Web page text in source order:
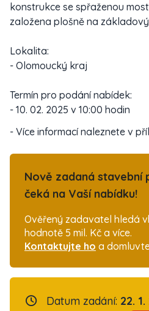
konstrukce se spřaženou
založena plošně na
Lokalita:
- Olomoucký kraj
Termín pro podání nabídek:
- 10. 02. 2025 v 10:00 hodin
- Více informací naleznete v
Nově zadaná stavební
čeká na Vaší nabídku!
Ověřený zadavatel hledá
hodnotě 5 mil. Kč a více.
Kontaktujte ho a
Datum zadání: 22.